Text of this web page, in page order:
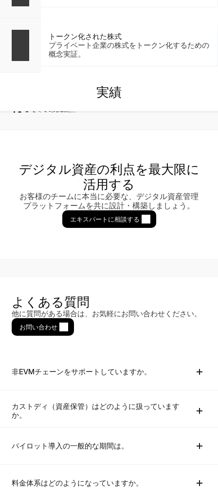
トークン化された株式
プライベート企業の株式をトークン化するための
概念実証。
実績
1000件以上
18+
デジタル資産の利点を最大限に
活用する
お客様のチームに本当に必要な、デジタル資産管理
プラットフォームを共に設計・構築しましょう。
エキスパートに相談する
よくある質問
他に質問がある場合は、お気軽にお問い合わせください。
お問い合わせ
非EVMチェーンをサポートしていますか。
カストディ（資産保管）はどのように扱っています
か。
パイロット導入の一般的な期間は。
料金体系はどのようになっていますか。